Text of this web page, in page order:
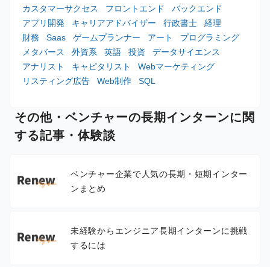
カスタマーサクセス
フロントエンド
バックエンド
アプリ開発
キャリアアドバイザー 行政書士
経理
財務
Saas ゲームプランナー アート
プログラミング
メタバース
外資系 英語 投資
データサイエンス
アナリスト
キャピタリスト
Webマーケティング
リスティング広告
Web制作 SQL
その他・ベンチャーの長期インターンに関
する記事・体験談
ベンチャー企業で人気の長期・短期インター
ンまとめ
未経験からエンジニア長期インターンに挑戦
するには